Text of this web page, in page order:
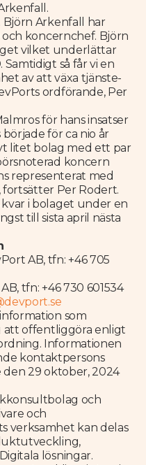
Björn Arkenfall har
koncernchef. Björn
vilket underlättar
så får vi en
av att växa tjänste-
ordförande, Per
för hans insatser
började för ca nio år
litet bolag med ett par
koncern
representerat med
fortsätter Per Rodert.
i bolaget under en
till sista april nästa
AB, tfn: +46 705
tfn: +46 730 601534
som
att offentliggöra enligt
Informationen
kontaktpersons
29 oktober, 2024
och
och
verksamhet kan delas
lösningar.